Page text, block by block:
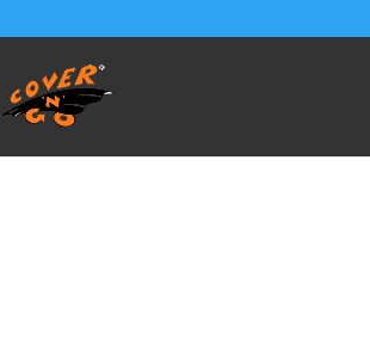
Home/SALVA BAULE - Vasca Telo Copribaule